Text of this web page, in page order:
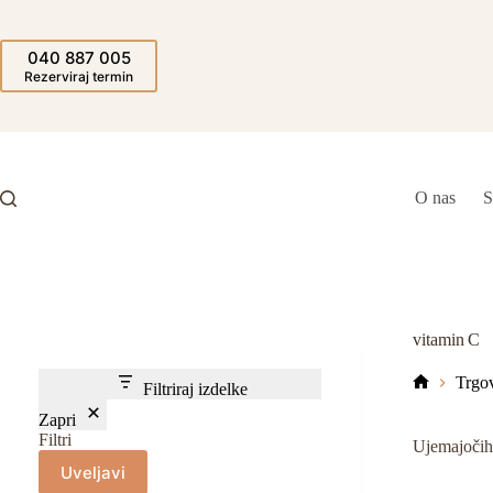
content040 887 005
Rezerviraj termin
O nas
vitamin C
Filtriraj izdelke
Zapri
Filtri
Uveljavi